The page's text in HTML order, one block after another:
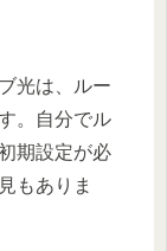
光は、ルー
。自分でル
期設定が必
もありま